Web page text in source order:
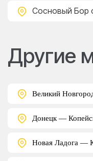
Сосновый Бор
Другие
Великий
Донецк —
Новая Ладога —